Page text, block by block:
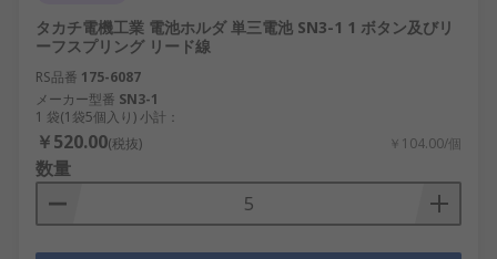
タカチ電機工業 電池ホルダ 単三電池 SN3-1 1 ボタン及びリ
ーフスプリング リード線
RS品番 175-6087
メーカー型番 SN3-1
1 袋(1袋5個入り) 小計：
￥520.00(税抜) ￥104.00/個
数量